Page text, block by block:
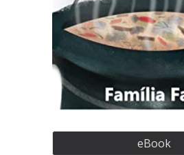
eBook